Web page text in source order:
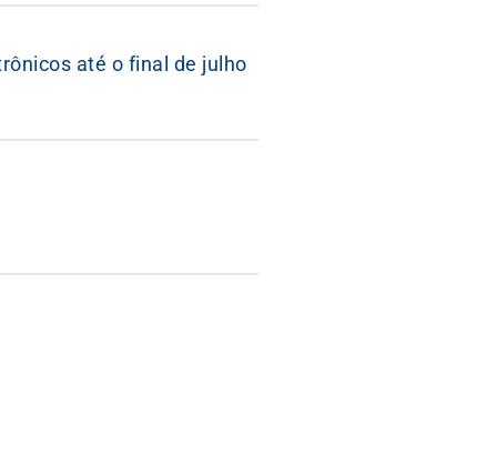
até o final de julho